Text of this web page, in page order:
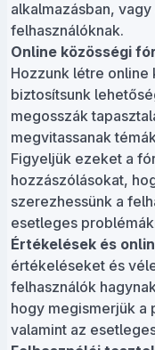
alkalmazásban,
felhasználóknak.
Online közösségi
Hozzunk létre
biztosítsunk
megosszák
megvitassanak
Figyeljük ezeket a
hozzászólásokat,
szerezhessünk a
esetleges
Értékelések és
értékeléseket és
felhasználók
hogy megismerjük a
valamint az